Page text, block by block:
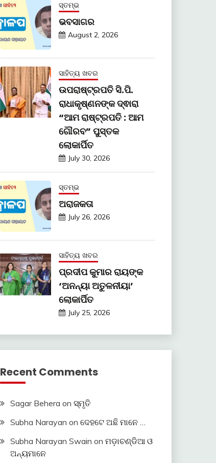
ସ୍ତମ୍ଭ
ଭବସାଗର
August 2, 2026
ସାହିତ୍ୟ ଖବର
ଉପରାଷ୍ଟ୍ରପତି ସି.ପି.
ରାଧାକୃଷ୍ଣନଙ୍କ ଦ୍ଵାରା
“ଆମ ରାଷ୍ଟ୍ରପତି : ଆମ
ଗୌରବ” ପୁସ୍ତକ
ଲୋକାର୍ପିତ
July 30, 2026
ସ୍ତମ୍ଭ
ଅରାଜକତା
July 26, 2026
ସାହିତ୍ୟ ଖବର
ପ୍ରଦୀପ କୁମାର ରାୟଙ୍କ
‘ଅନନ୍ୟା ଅତୁଳନୀୟା’
ଲୋକାର୍ପିତ
July 25, 2026
Recent Comments
Sagar Behera on ସ୍ମୃତି
Subha Narayan on ଦେହଟେ ଅଛି ମାନେ …
Subha Narayan Swain on ମଡ଼ାଚଣ୍ଡିଆ ଓ
ଅନ୍ୟମାନେ